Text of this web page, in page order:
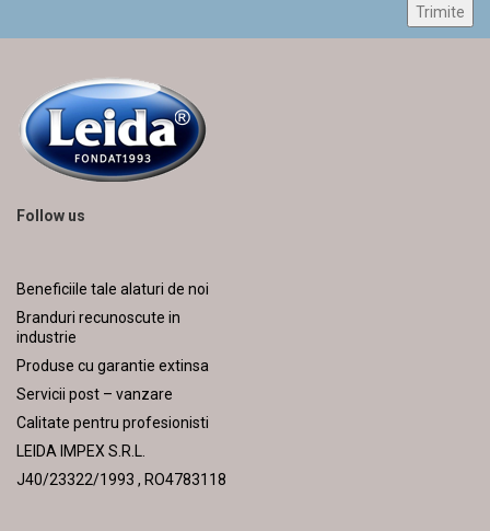
Follow us
Beneficiile tale alaturi de noi
Branduri recunoscute in
industrie
Produse cu garantie extinsa
Servicii post – vanzare
Calitate pentru profesionisti
LEIDA IMPEX S.R.L.
J40/23322/1993 , RO4783118